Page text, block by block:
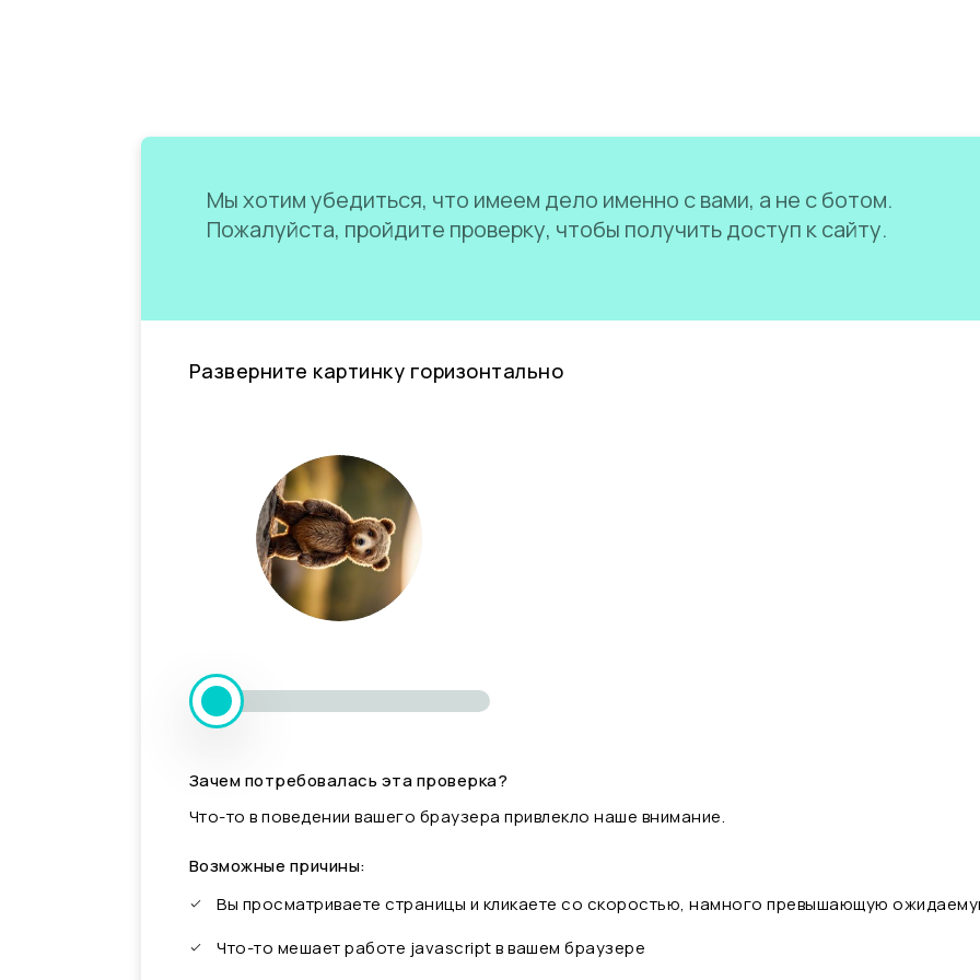
Мы хотим убедиться, что имеем дело именно с вами, а не с ботом.
Пожалуйста, пройдите проверку, чтобы получить доступ к сайту.
Разверните картинку горизонтально
Зачем потребовалась эта проверка?
Что-то в поведении вашего браузера привлекло наше внимание.
Возможные причины:
Вы просматриваете страницы и кликаете со скоростью, намного превышающую
Что-то мешает работе javascript в вашем браузере